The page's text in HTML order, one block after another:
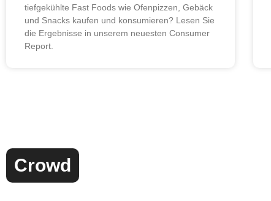
tiefgekühlte Fast Foods wie Ofenpizzen, Gebäck
und Snacks kaufen und konsumieren? Lesen Sie
die Ergebnisse in unserem neuesten Consumer
Report.
Crowd